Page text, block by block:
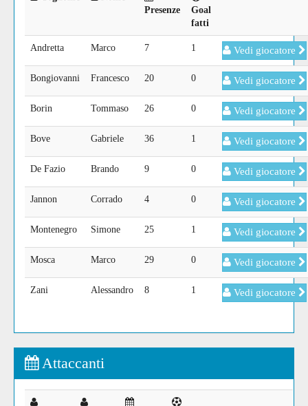
Presenze
Goal
fatti
Andretta Marco 7 1 Vedi giocatore
Bongiovanni Francesco 20 0 Vedi giocatore
Borin Tommaso 26 0 Vedi giocatore
Bove Gabriele 36 1 Vedi giocatore
De Fazio Brando 9 0 Vedi giocatore
Jannon Corrado 4 0 Vedi giocatore
Montenegro Simone 25 1 Vedi giocatore
Mosca Marco 29 0 Vedi giocatore
Zani Alessandro 8 1 Vedi giocatore
Attaccanti